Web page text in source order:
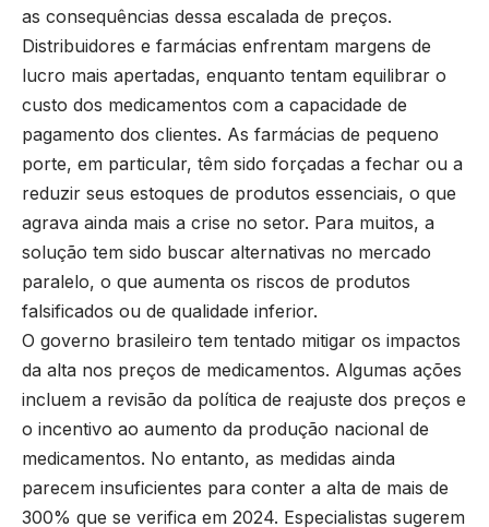
as consequências dessa escalada de preços.
Distribuidores e farmácias enfrentam margens de
lucro mais apertadas, enquanto tentam equilibrar o
custo dos medicamentos com a capacidade de
pagamento dos clientes. As farmácias de pequeno
porte, em particular, têm sido forçadas a fechar ou a
reduzir seus estoques de produtos essenciais, o que
agrava ainda mais a crise no setor. Para muitos, a
solução tem sido buscar alternativas no mercado
paralelo, o que aumenta os riscos de produtos
falsificados ou de qualidade inferior.
O governo brasileiro tem tentado mitigar os impactos
da alta nos preços de medicamentos. Algumas ações
incluem a revisão da política de reajuste dos preços e
o incentivo ao aumento da produção nacional de
medicamentos. No entanto, as medidas ainda
parecem insuficientes para conter a alta de mais de
300% que se verifica em 2024. Especialistas sugerem